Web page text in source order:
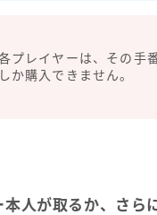
プレイヤーは、その手
しか購入できません。
本人が取るか、さら